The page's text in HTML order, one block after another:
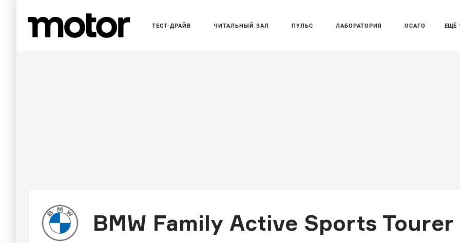
ЕЩЁ
ТЕСТ-ДРАЙВ ЧИТАЛЬНЫЙ ЗАЛ ПУЛЬС ЛАБОРАТОРИЯ ОСАГО
BMW Family Active Sports Tourer